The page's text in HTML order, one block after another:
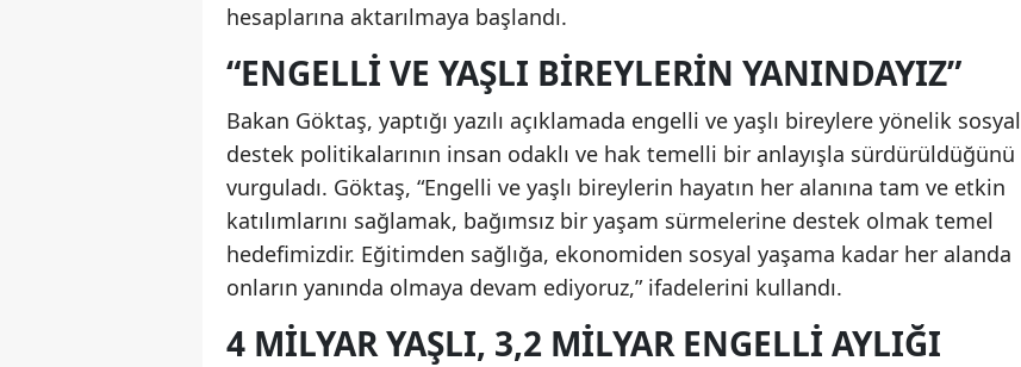
hesaplarına aktarılmaya başlandı.
“ENGELLI VE YAŞLI BIREYLERIN YANINDAYIZ”
Bakan Göktaş, yaptığı yazılı açıklamada engelli ve yaşlı bireylere yönelik sosyal
destek politikalarının insan odaklı ve hak temelli bir anlayışla sürdürüldüğünü
vurguladı. Göktaş, “Engelli ve yaşlı bireylerin hayatın her alanına tam ve etkin
katılımlarını sağlamak, bağımsız bir yaşam sürmelerine destek olmak temel
hedefimizdir. Eğitimden sağlığa, ekonomiden sosyal yaşama kadar her alanda
onların yanında olmaya devam ediyoruz,” ifadelerini kullandı.
4 MILYAR YAŞLI, 3,2 MILYAR ENGELLI AYLIĞI